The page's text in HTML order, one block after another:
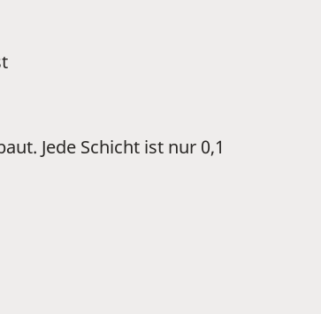
Jede Schicht ist nur 0,1